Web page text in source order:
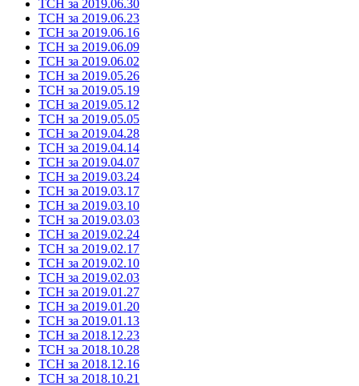
ТСН за 2019.06.30
ТСН за 2019.06.23
ТСН за 2019.06.16
ТСН за 2019.06.09
ТСН за 2019.06.02
ТСН за 2019.05.26
ТСН за 2019.05.19
ТСН за 2019.05.12
ТСН за 2019.05.05
ТСН за 2019.04.28
ТСН за 2019.04.14
ТСН за 2019.04.07
ТСН за 2019.03.24
ТСН за 2019.03.17
ТСН за 2019.03.10
ТСН за 2019.03.03
ТСН за 2019.02.24
ТСН за 2019.02.17
ТСН за 2019.02.10
ТСН за 2019.02.03
ТСН за 2019.01.27
ТСН за 2019.01.20
ТСН за 2019.01.13
ТСН за 2018.12.23
ТСН за 2018.10.28
ТСН за 2018.12.16
ТСН за 2018.10.21